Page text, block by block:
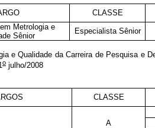
CLASSE
Metrologia e
Sênior
Especialista Sênior
e Qualidade da Carreira de Pesquisa
o julho/2008
CLASSE
A